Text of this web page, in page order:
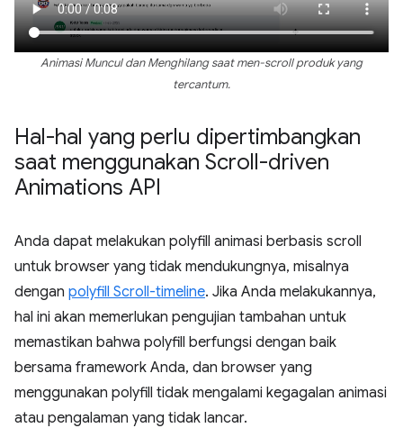
Animasi Muncul dan Menghilang saat men-scroll produk yang
tercantum.
Hal-hal yang perlu dipertimbangkan
saat menggunakan Scroll-driven
Animations API
Anda dapat melakukan polyfill animasi berbasis scroll
untuk browser yang tidak mendukungnya, misalnya
dengan polyfill Scroll-timeline. Jika Anda melakukannya,
hal ini akan memerlukan pengujian tambahan untuk
memastikan bahwa polyfill berfungsi dengan baik
bersama framework Anda, dan browser yang
menggunakan polyfill tidak mengalami kegagalan animasi
atau pengalaman yang tidak lancar.